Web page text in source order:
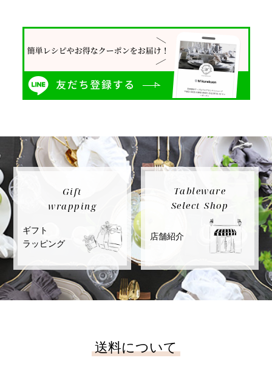
Gift
wrapping
ギフト
ラッピング
Tableware
Select Shop
店舗紹介
送料について